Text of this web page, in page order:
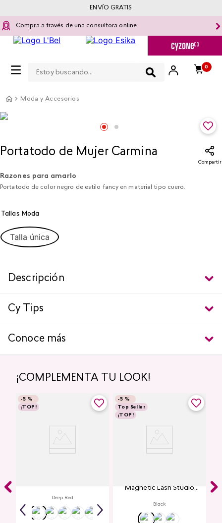
Compra a través de una consultora online
0
ENVÍO GRATIS
Moda y Accesorios
Portatodo de Mujer Carmina
Compartir
Razones para amarlo
Portatodo de color negro de estilo fancy en material tipo cuero.
Tallas Moda
Talla única
Descripción
Cy Tips
Conoce más
¡COMPLEMENTA TU LOOK!
-5 %
¡TOP!
Deep Red
-5 %
Top Seller
¡TOP!
Magnetic Lash Studio
Black